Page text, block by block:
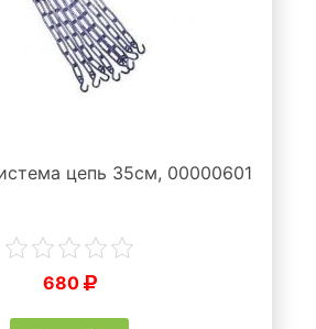
цепь 35см, 00000601
680